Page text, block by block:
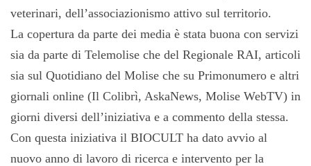
veterinari, dell’associazionismo attivo sul territorio.
La copertura da parte dei media è stata buona con servizi
sia da parte di Telemolise che del Regionale RAI, articoli
sia sul Quotidiano del Molise che su Primonumero e altri
giornali online (Il Colibrì, AskaNews, Molise WebTV) in
giorni diversi dell’iniziativa e a commento della stessa.
Con questa iniziativa il BIOCULT ha dato avvio al
nuovo anno di lavoro di ricerca e intervento per la